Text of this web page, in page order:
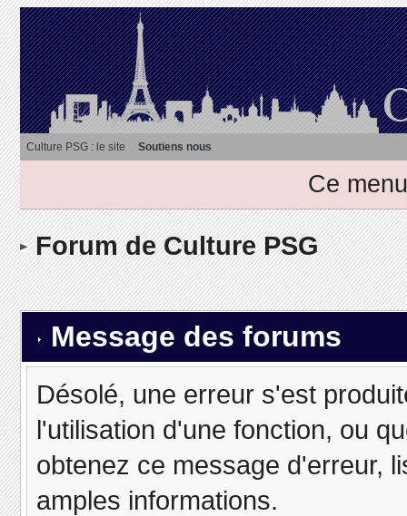
Culture PSG : le site Soutiens nous
Ce
Forum de Culture PSG
Message des forums
Désolé, une erreur s'est
l'utilisation d'une fonction, ou
obtenez ce message d'erreur,
amples informations.